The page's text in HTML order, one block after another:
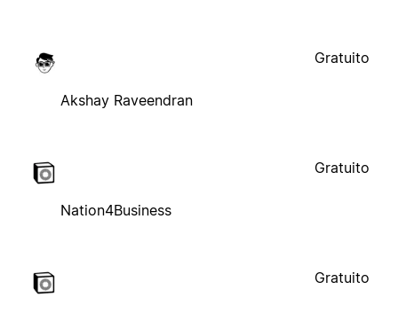
Akshay Raveendran
Gratuito
Nation4Business
Gratuito
Gratuito